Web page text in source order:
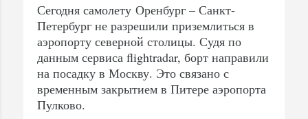
Сегодня самолету Оренбург – Санкт-
Петербург не разрешили приземлиться в
аэропорту северной столицы. Судя по
данным сервиса flightradar, борт направили
на посадку в Москву. Это связано с
временным закрытием в Питере​ аэропорта
Пулково.